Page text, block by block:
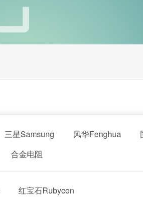
三星Samsung 风华Fenghua
合金电阻
红宝石Rubycon